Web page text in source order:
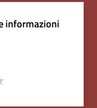
informazioni